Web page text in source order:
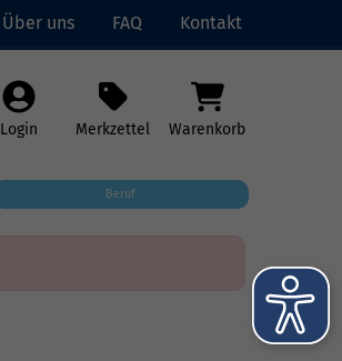
Über uns FAQ Kontakt
Login Merkzettel Warenkorb
Beruf